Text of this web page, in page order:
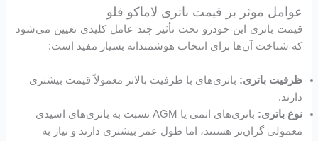
عوامل موثر بر قیمت باتری لاماکو فلو
قیمت باتری این خودرو تحت تأثیر چند عامل کلیدی تعیین می‌شود
که شناخت آن‌ها برای انتخاب هوشمندانه بسیار مفید است:
ظرفیت باتری: باتری‌های با ظرفیت بالاتر معمولاً قیمت بیشتری
دارند.
نوع باتری:
باتری‌های اتمی یا AGM نسبت به باتری‌های اسیدی
معمولی گران‌تر هستند، اما طول عمر بیشتری دارند و نیاز به